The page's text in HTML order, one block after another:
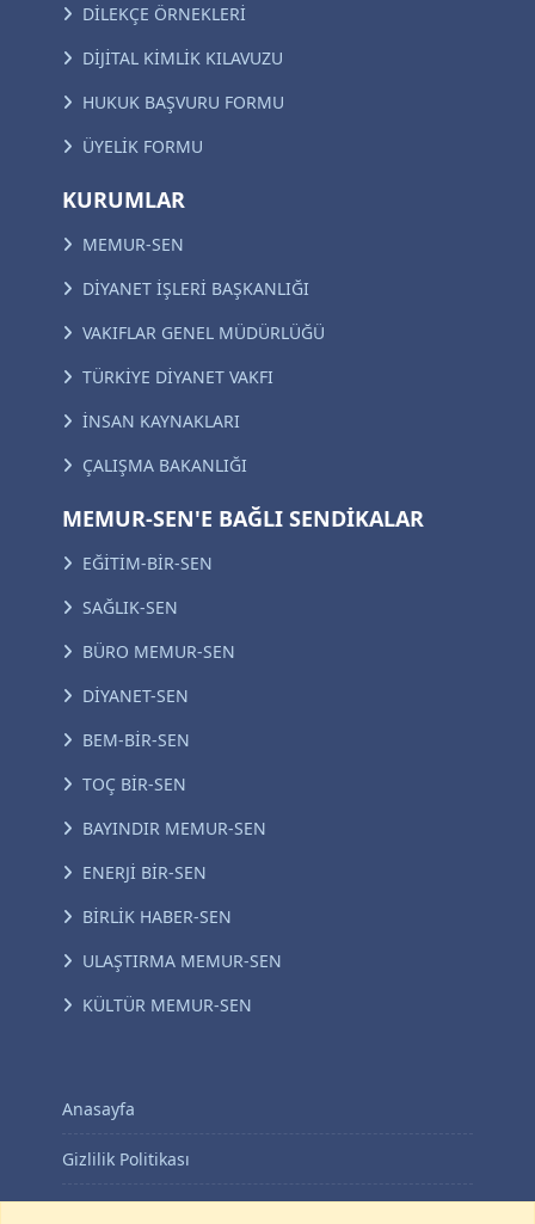
DİLEKÇE ÖRNEKLERİ
DİJİTAL KİMLİK KILAVUZU
HUKUK BAŞVURU FORMU
ÜYELİK FORMU
KURUMLAR
MEMUR-SEN
DİYANET İŞLERİ BAŞKANLIĞI
VAKIFLAR GENEL MÜDÜRLÜĞÜ
TÜRKİYE DİYANET VAKFI
İNSAN KAYNAKLARI
ÇALIŞMA BAKANLIĞI
MEMUR-SEN'E BAĞLI SENDİKALAR
EĞİTİM-BİR-SEN
SAĞLIK-SEN
BÜRO MEMUR-SEN
DİYANET-SEN
BEM-BİR-SEN
TOÇ BİR-SEN
BAYINDIR MEMUR-SEN
ENERJİ BİR-SEN
BİRLİK HABER-SEN
ULAŞTIRMA MEMUR-SEN
KÜLTÜR MEMUR-SEN
Anasayfa
Gizlilik Politikası
KVKK Aydınlatma Metni